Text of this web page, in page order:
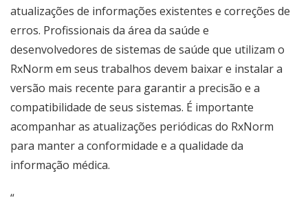
atualizações de informações existentes e correções de
erros. Profissionais da área da saúde e
desenvolvedores de sistemas de saúde que utilizam o
RxNorm em seus trabalhos devem baixar e instalar a
versão mais recente para garantir a precisão e a
compatibilidade de seus sistemas. É importante
acompanhar as atualizações periódicas do RxNorm
para manter a conformidade e a qualidade da
informação médica.
“